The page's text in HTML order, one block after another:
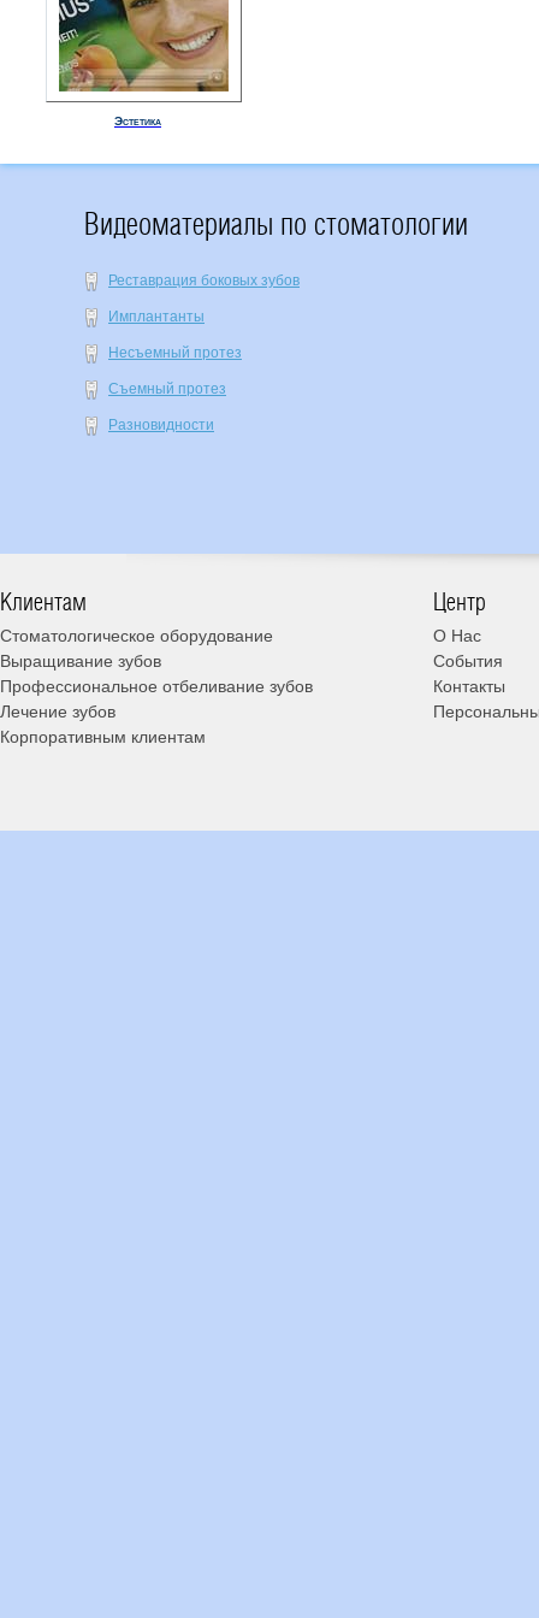
Эстетика
Видеоматериалы по стоматологии
Реставрация боковых зубов
Имплантанты
Несъемный протез
Съемный протез
Разновидности
Клиентам
Стоматологическое оборудование
Выращивание зубов
Профессиональное отбеливание зубов
Лечение зубов
Корпоративным клиентам
Центр
О Нас
События
Контакты